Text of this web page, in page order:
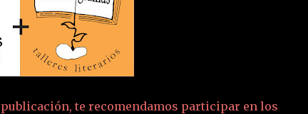
te recomendamos participar en los